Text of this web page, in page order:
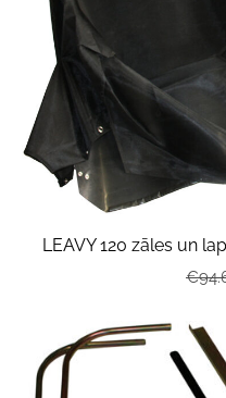
LEAVY 120 zāles un